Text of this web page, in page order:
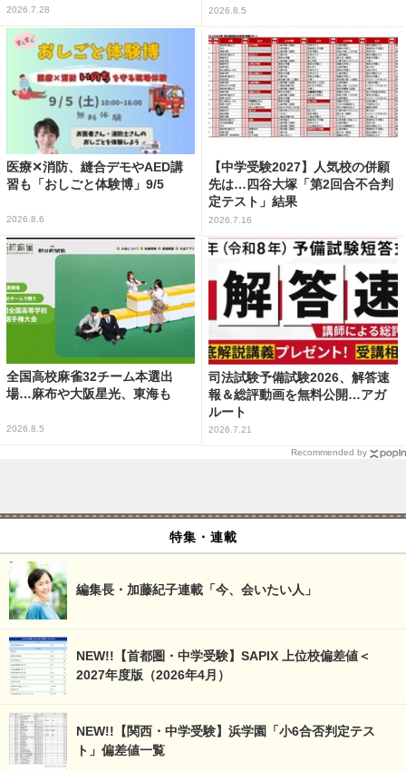
2026.7.28 2026.8.5
医療✕消防、縫合デモやAED講
習も「おしごと体験博」9/5
2026.8.6
【中学受験2027】人気校の併願
先は…四谷大塚「第2回合不合判
定テスト」結果
2026.7.16
全国高校麻雀32チーム本選出
場…麻布や大阪星光、東海も
2026.8.5
司法試験予備試験2026、解答速
報＆総評動画を無料公開…アガ
ルート
2026.7.21
Recommended by
特集・連載
編集長・加藤紀子連載「今、会いたい人」
NEW!!【首都圏・中学受験】SAPIX 上位校偏差値＜
2027年度版（2026年4月）
NEW!!【関西・中学受験】浜学園「小6合否判定テス
ト」偏差値一覧